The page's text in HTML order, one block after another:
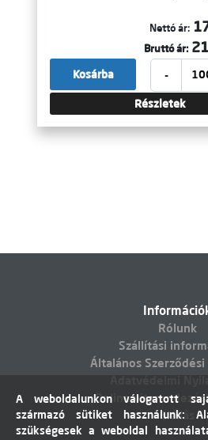
Nettó ár:
Bruttó ár:
-
Kosárba
Részletek
Rólunk
Szállítási
Általános
Online
Elállás
A weboldalunkon válogatott
származó sütiket használunk:
szükségesek a weboldal